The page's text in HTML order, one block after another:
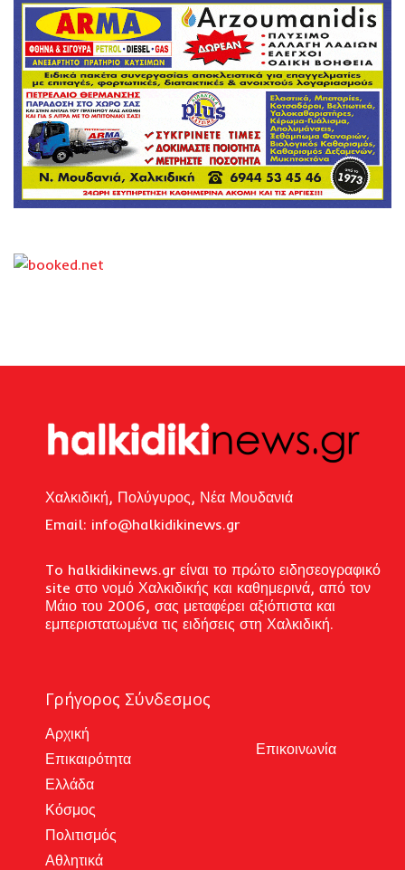
Χαλκιδική, Πολύγυρος, Νέα Μουδανιά
Email: info@halkidikinews.gr
To halkidikinews.gr είναι το πρώτο ειδησεογραφικό
site στο νομό Χαλκιδικής και καθημερινά, από τον
Μάιο του 2006, σας μεταφέρει αξιόπιστα και
εμπεριστατωμένα τις ειδήσεις στη Χαλκιδική.
Γρήγορος Σύνδεσμος
Αρχική
Επικαιρότητα
Ελλάδα
Κόσμος
Πολιτισμός
Αθλητικά
Επικοινωνία